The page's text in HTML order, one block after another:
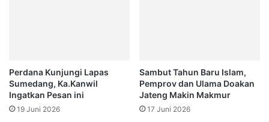
Perdana Kunjungi Lapas
Sumedang, Ka.Kanwil
Ingatkan Pesan ini
19 Juni 2026
Sambut Tahun Baru Islam,
Pemprov dan Ulama Doakan
Jateng Makin Makmur
17 Juni 2026